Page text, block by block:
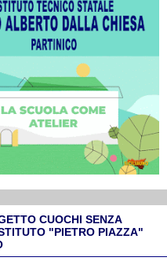
CUOCHI SENZA
"PIETRO PIAZZA"